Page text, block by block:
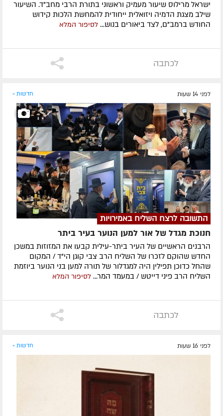
ישראל מרילוס שיעור מעמיק וראשוני בתורת הרבי מחב"ד. השיעור
שילב מצגת הדמיה ויזואלית ייחודית להמחשת הלכות קידוש
החודש ברמב"ם, לצד ביאורים בנוש... לסיפור המלא
לכתבה
לפני 14 שעות חדשות »
התשובה לרצח השליח באמירויות
חנוכת מגדל של אור למען הנוער בעיר ביתר
הרבנים הראשיים של העיר ביתר-עילית קבעו את המזוזות במשכן
החדש שהוקם לזכרו של השליח הרב צבי קוגן הי"ד / המקום
שהחל כדוכן תפילין היה למגדלור של תורה למען בני הנוער ביוזמת
השליח הרב פיני דייטש / במעמד המר... לסיפור המלא
לכתבה
לפני 16 שעות חדשות »